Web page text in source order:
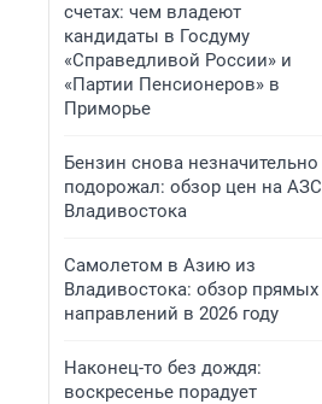
счетах: чем владеют
кандидаты в Госдуму
«Справедливой России» и
«Партии Пенсионеров» в
Приморье
Бензин снова незначительно
подорожал: обзор цен на АЗС
Владивостока
Самолетом в Азию из
Владивостока: обзор прямых
направлений в 2026 году
Наконец-то без дождя:
воскресенье порадует